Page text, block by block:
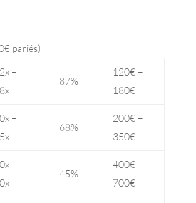
pariés)
–
87%
120€ –
180€
–
68%
200€ –
350€
–
45%
400€ –
700€